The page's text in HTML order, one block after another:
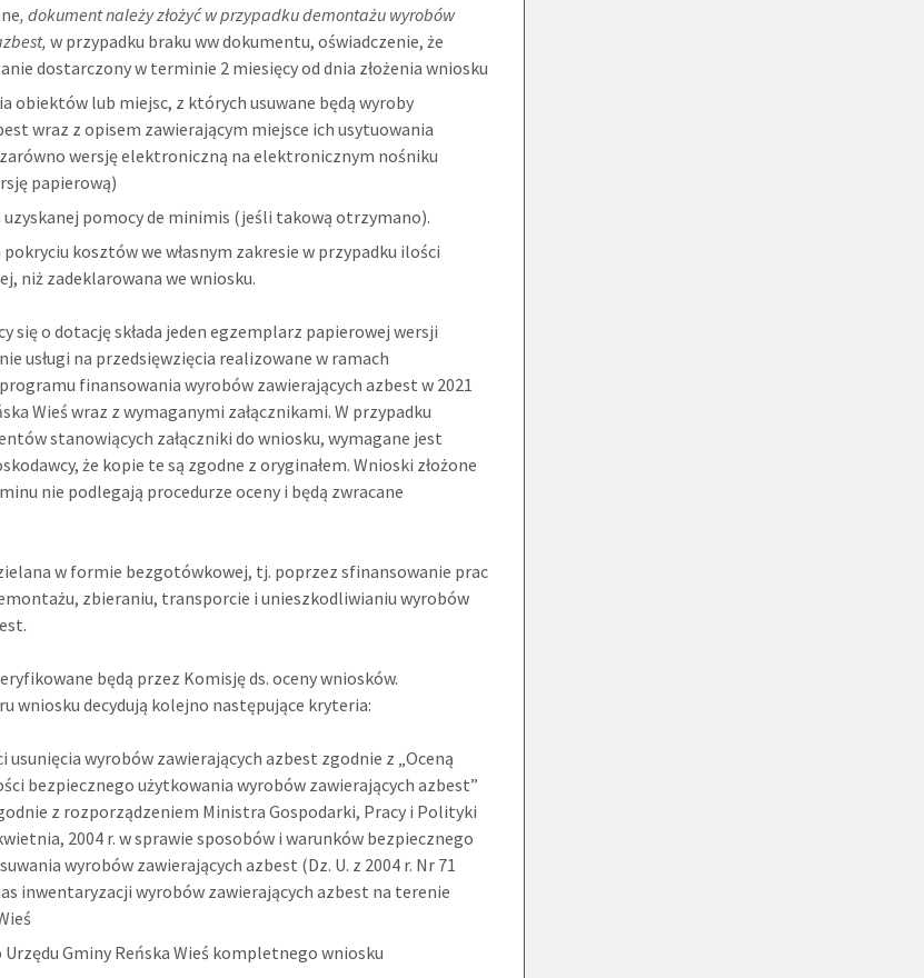
, dokument należy złożyć w przypadku demontażu wyrobów
w przypadku braku ww dokumentu, oświadczenie, że
dostarczony w terminie 2 miesięcy od dnia złożenia wniosku
obiektów lub miejsc, z których usuwane będą wyroby
wraz z opisem zawierającym miejsce ich usytuowania
wersję elektroniczną na elektronicznym nośniku
papierową)
uzyskanej pomocy de minimis (jeśli takową otrzymano).
pokryciu kosztów we własnym zakresie w przypadku ilości
niż zadeklarowana we wniosku.
się o dotację składa jeden egzemplarz papierowej wersji
usługi na przedsięwzięcia realizowane w ramach
finansowania wyrobów zawierających azbest w 2021
Wieś wraz z wymaganymi załącznikami. W przypadku
stanowiących załączniki do wniosku, wymagane jest
że kopie te są zgodne z oryginałem. Wnioski złożone
nie podlegają procedurze oceny i będą zwracane
w formie bezgotówkowej, tj. poprzez sfinansowanie prac
zbieraniu, transporcie i unieszkodliwianiu wyrobów
będą przez Komisję ds. oceny wniosków.
wniosku decydują kolejno następujące kryteria:
usunięcia wyrobów zawierających azbest zgodnie z „Oceną
bezpiecznego użytkowania wyrobów zawierających azbest”
z rozporządzeniem Ministra Gospodarki, Pracy i Polityki
2004 r. w sprawie sposobów i warunków bezpiecznego
wyrobów zawierających azbest (Dz. U. z 2004 r. Nr 71
inwentaryzacji wyrobów zawierających azbest na terenie
Urzędu Gminy Reńska Wieś kompletnego wniosku